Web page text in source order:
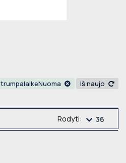
trumpalaikeNuoma Iš naujo
Rodyti: 36